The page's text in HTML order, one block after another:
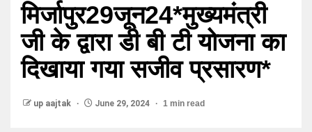
मिर्जापुर29जून24*मुख्यमंत्री
जी के द्वारा डी बी टी योजना का
दिखाया गया सजीव प्रसारण*
up aajtak June 29, 2024 1 min read